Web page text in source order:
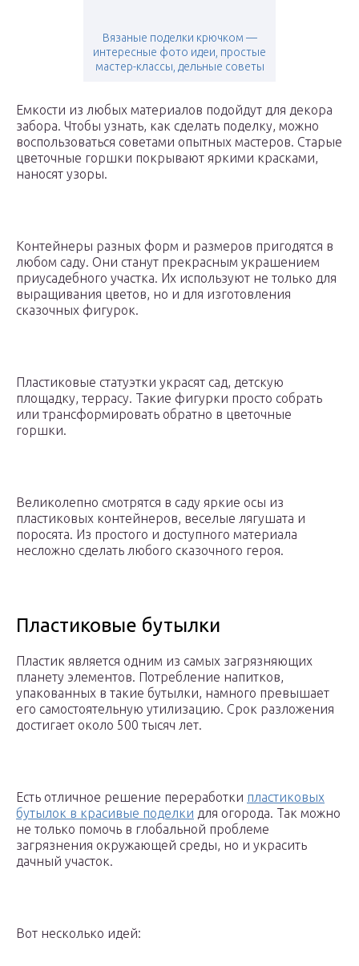
Вязаные поделки крючком —
интересные фото идеи, простые
мастер-классы, дельные советы
Емкости из любых материалов подойдут для декора
забора. Чтобы узнать, как сделать поделку, можно
воспользоваться советами опытных мастеров. Старые
цветочные горшки покрывают яркими красками,
наносят узоры.
Контейнеры разных форм и размеров пригодятся в
любом саду. Они станут прекрасным украшением
приусадебного участка. Их используют не только для
выращивания цветов, но и для изготовления
сказочных фигурок.
Пластиковые статуэтки украсят сад, детскую
площадку, террасу. Такие фигурки просто собрать
или трансформировать обратно в цветочные
горшки.
Великолепно смотрятся в саду яркие осы из
пластиковых контейнеров, веселые лягушата и
поросята. Из простого и доступного материала
несложно сделать любого сказочного героя.
Пластиковые бутылки
Пластик является одним из самых загрязняющих
планету элементов. Потребление напитков,
упакованных в такие бутылки, намного превышает
его самостоятельную утилизацию. Срок разложения
достигает около 500 тысяч лет.
Есть отличное решение переработки пластиковых
бутылок в красивые поделки для огорода. Так можно
не только помочь в глобальной проблеме
загрязнения окружающей среды, но и украсить
дачный участок.
Вот несколько идей: